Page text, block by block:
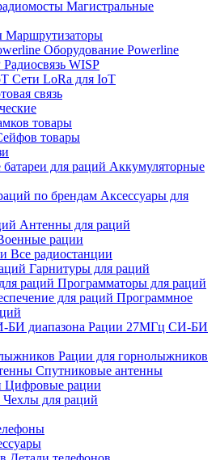
Магистральные
Маршрутизаторы
Оборудование Powerline
Радиосвязь WISP
Сети LoRa для IoT
связь
товары
товары
Аккумуляторные
Аксессуары для
Антенны для раций
рации
Все радиостанции
Гарнитуры для раций
Программаторы для раций
Программное
Рации 27МГц СИ-БИ
Рации для горнолыжников
Спутниковые антенны
Цифровые рации
Чехлы для раций